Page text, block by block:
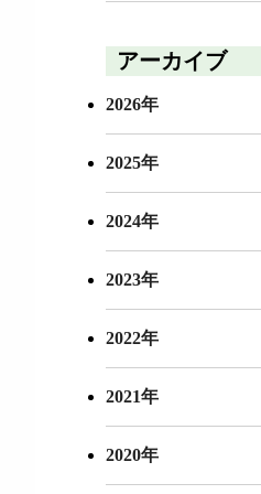
アーカイブ
2026年
2025年
2024年
2023年
2022年
2021年
2020年